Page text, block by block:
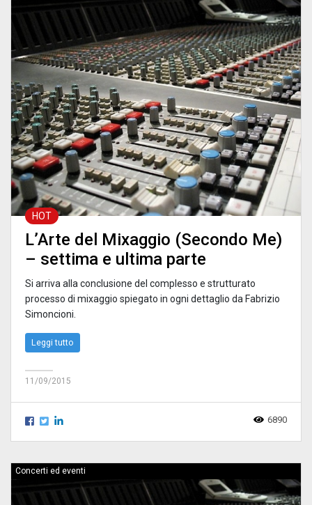
HOT
L’Arte del Mixaggio (Secondo Me)
– settima e ultima parte
Si arriva alla conclusione del complesso e strutturato
processo di mixaggio spiegato in ogni dettaglio da Fabrizio
Simoncioni.
Leggi tutto
11/09/2015
6890
Concerti ed eventi